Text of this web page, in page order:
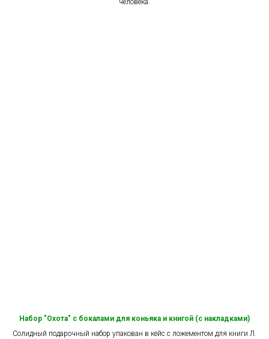
человека.
Набор "Охота" с бокалами для коньяка и книгой (с накладками)
Солидный подарочный набор упакован в кейс с ложементом для книги Л.